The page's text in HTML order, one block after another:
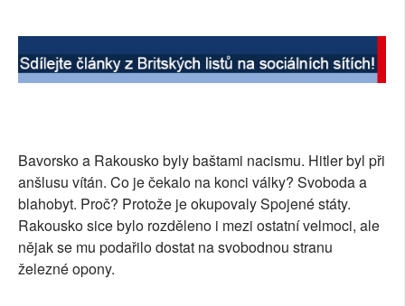
Bavorsko a Rakousko byly baštami nacismu. Hitler byl při
anšlusu vítán. Co je čekalo na konci války? Svoboda a
blahobyt. Proč? Protože je okupovaly Spojené státy.
Rakousko sice bylo rozděleno i mezi ostatní velmoci, ale
nějak se mu podařilo dostat na svobodnou stranu
železné opony.